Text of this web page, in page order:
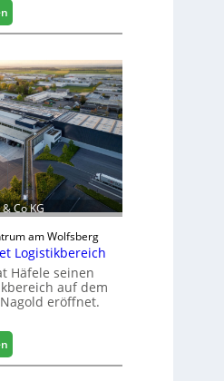
:
M
s
c
h
i
n
e
n
b
a
u
d
i
g
i
t
i
Co KG
am Wolfsberg
Logistikbereich
Häfele seinen
auf dem
eröffnet.
:
H